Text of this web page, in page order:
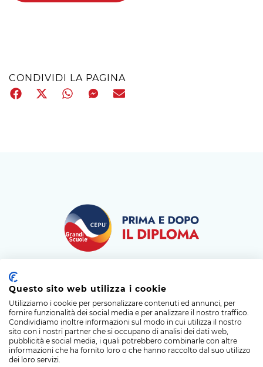
CONDIVIDI LA PAGINA
DIPLOMA LAUREA LAVORO SEDI
Questo sito web utilizza i cookie
Utilizziamo i cookie per personalizzare contenuti ed annunci, per
fornire funzionalità dei social media e per analizzare il nostro traffico.
Condividiamo inoltre informazioni sul modo in cui utilizza il nostro
sito con i nostri partner che si occupano di analisi dei dati web,
pubblicità e social media, i quali potrebbero combinarle con altre
informazioni che ha fornito loro o che hanno raccolto dal suo utilizzo
dei loro servizi.